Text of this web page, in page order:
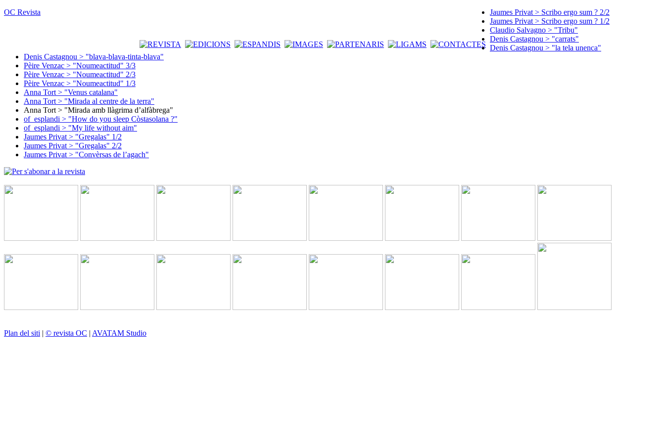
OC Revista
Jaumes Privat > Scribo ergo sum ? 2/2
Jaumes Privat > Scribo ergo sum ? 1/2
Claudio Salvagno > "Tribu"
Denis Castagnou > "carrats"
Denis Castagnou > "la tela unenca"
Denis Castagnou > "blava-blava-tinta-blava"
Pèire Venzac > "Noumeactitud" 3/3
Pèire Venzac > "Noumeactitud" 2/3
Pèire Venzac > "Noumeactitud" 1/3
Anna Tort > "Venus catalana"
Anna Tort > "Mirada al centre de la terra"
Anna Tort > "Mirada amb llàgrima d’alfàbrega"
of_esplandi > "How do you sleep Còstasolana ?"
of_esplandi > "My life without aim"
Jaumes Privat > "Gregalas" 1/2
Jaumes Privat > "Gregalas" 2/2
Jaumes Privat > "Convèrsas de l’agach"
Plan del siti | © revista OC | AVATAM Studio